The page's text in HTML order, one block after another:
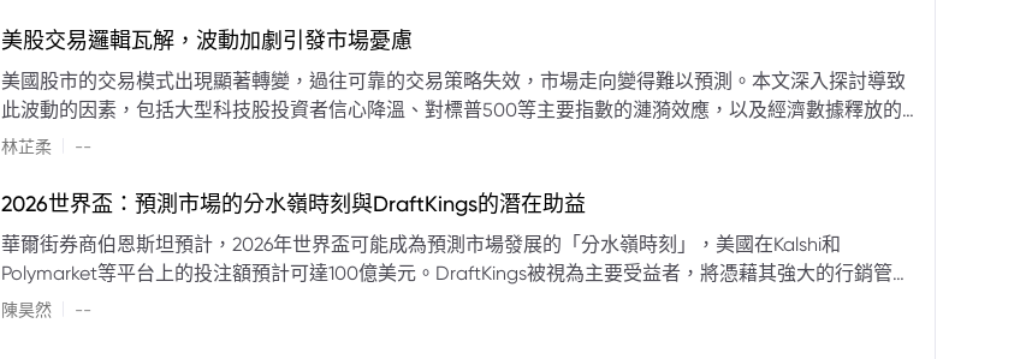
其影響低於預期，二季度的全球供應缺口（每日500萬至600萬桶）因需求疲軟和市場已存在的供過於求而
口受阻持續，2026年底油價可能升至每桶110美元以上，極端情況下2027年甚至可能觸及140美元。相對地，
若供應快速恢復且需求進一步走弱，2026年底油價可能回落至每桶70美元左右，2027年則可能降至每桶60
美元。
美股交易邏輯瓦解，波動加劇引發市場憂慮
美國股市的交易模式出現顯著轉變，過往可靠的交易策略失效，市場走向變得難以預測。本文深入探討導致
此波動的因素，包括大型科技股投資者信心降溫、對標普500等主要指數的漣漪效應，以及經濟數據釋放的
矛盾信號。專家意見顯示，雙向交易與市場震盪加劇將成為新常態。重點摘要包括：先前「逢低買入」策略
點：** * **交易邏輯轉變：** 順勢做多的市場邏輯已瓦解，市場走向變得難以預測。 * **科技股信心減弱：**
現顯著的單日反轉幅度，整體市場穩定性大幅下降。 * **經濟數據拉扯：** 經濟數據表現出韌性與聯準會緊
縮貨幣政策預期升溫之間形成拉扯，加劇市場不確定性。 * **專家預期：** 預計將持續出現板塊輪動與風格
切換，投資者意見分歧程度處於極高水平。 * **聚焦聯準會：** 聯準會的利率決議及後續記者會，被視為短
林芷柔 --
2026世界盃：預測市場的分水嶺時刻與DraftKings的潛在助益
華爾街券商伯恩斯坦預計，2026年世界盃可能成為預測市場發展的「分水嶺時刻」，美國在Kalshi和
Polymarket等平台上的投注額預計可達100億美元。DraftKings被視為主要受益者，將憑藉其強大的行銷管
道、西班牙語轉播權以及對預測市場業務的拓展，為即將到來的NFL賽季做準備。
陳昊然 --